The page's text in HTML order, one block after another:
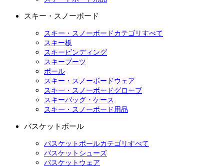
スキー・スノーボード
スキー・スノーボードカテゴリすべて
スキー板
スキービンディング
スキーブーツ
ポール
スキー・スノーボードウェア
スキー・スノーボードグローブ
スキーバッグ・ケース
スキー・スノーボード用品
バスケットボール
バスケットボールカテゴリすべて
バスケットシューズ
バスケットウェア